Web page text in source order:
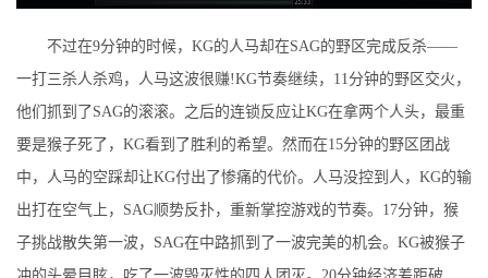
不过在9分钟的时候，KG的人马却在SAG的野区完成反杀——
一打三杀人杀鸡，人马这波很赚!KG节奏继续，11分钟的野区交火，
他们抓到了SAG的滚滚。之后的连锁反应让KG在拿两个人头，最重
要是猴子死了，KG看到了胜利的希望。然而在15分钟的野区团战
中，人马的空踩却让KG付出了惨痛的代价。人马没控到人，KG的输
出打在空气上，SAG顺势反扑，重新掌控游戏的节奏。17分钟，猴
子挑战散失第一波，SAG在中路抓到了一波完美的机会。KG被猴子